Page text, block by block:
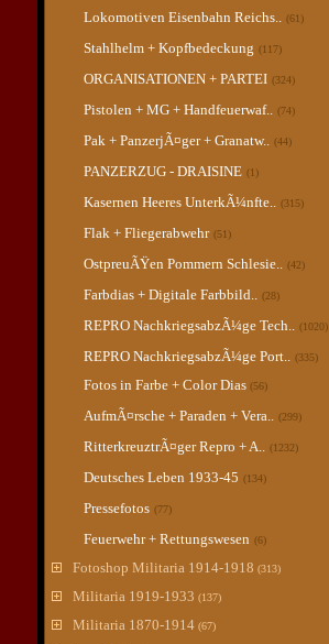
Lokomotiven Eisenbahn Reichs.. (61)
Stahlhelm + Kopfbedeckung (117)
ORGANISATIONEN + PARTEI (324)
Pistolen + MG + Handfeuerwaf.. (74)
Pak + PanzerjÃ¤ger + Granatw.. (44)
PANZERZUG - DRAISINE (1)
Kasernen Heeres UnterkÃ¼nfte.. (315)
Flak + Fliegerabwehr (51)
OstpreuÃŸen Pommern Schlesie.. (42)
Farbdias + Digitale Farbbild.. (28)
REPRO NachkriegsabzÃ¼ge Tech.. (1020)
REPRO NachkriegsabzÃ¼ge Port.. (335)
Fotos in Farbe + Color Dias (56)
AufmÃ¤rsche + Paraden + Vera.. (299)
RitterkreuztrÃ¤ger Repro + A.. (1232)
Deutsches Leben 1933-45 (134)
Pressefotos (77)
Feuerwehr + Rettungswesen (6)
Fotoshop Militaria 1914-1918 (313)
Militaria 1919-1933 (137)
Militaria 1870-1914 (67)